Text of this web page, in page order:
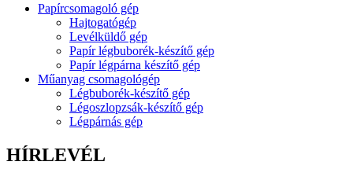
Papírcsomagoló gép
Hajtogatógép
Levélküldő gép
Papír légbuborék-készítő gép
Papír légpárna készítő gép
Műanyag csomagológép
Légbuborék-készítő gép
Légoszlopzsák-készítő gép
Légpárnás gép
HÍRLEVÉL